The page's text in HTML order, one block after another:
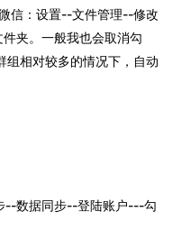
信：设置--文件管理--修改
夹。一般我也会取消勾
组相对较多的情况下，自动
--数据同步--登陆账户---勾